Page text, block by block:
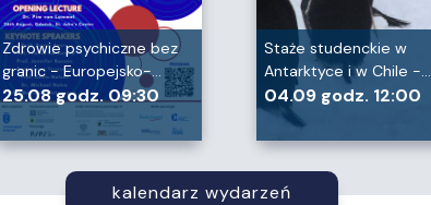
Zdrowie psychiczne bez
granic - Europejsko-…
25.08 godz. 09:30
Staże studenckie w
Antarktyce i w Chile -…
04.09 godz. 12:00
kalendarz wydarzeń